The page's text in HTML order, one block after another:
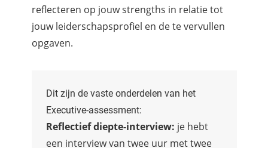
reflecteren op jouw strengths in relatie tot
jouw leiderschapsprofiel en de te vervullen
opgaven.
Dit zijn de vaste onderdelen van het
Executive-assessment:
Reflectief diepte-interview: je hebt
een interview van twee uur met twee